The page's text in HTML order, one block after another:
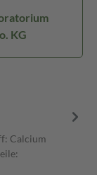
KG
Calcium